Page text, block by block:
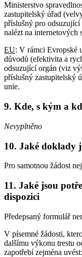
Ministerstvo
zastupitelský úřad
příslušný pro odsuzující
nalézt na internetových
EU: V rámci Evropské
důvodů (efektivita a
odsuzující orgán (viz
příslušný zastupitelský
unie.
9. Kde, s kým a
Nevyplněno
10. Jaké doklady
Pro samotnou žádost
11. Jaké jsou
dispozici
Předepsaný formulář
V písemné žádosti,
dalšímu výkonu trestu
zapotřebí zejména uvést: